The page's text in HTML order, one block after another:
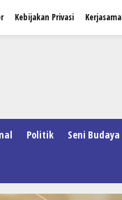
Kebijakan Privasi Kerjasama
Politik Seni Budaya